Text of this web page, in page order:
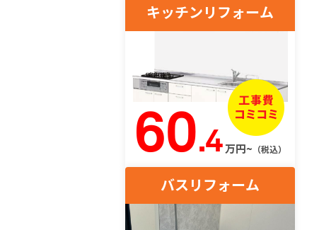
キッチンリフォーム
60.4万円~ （税込）
バスリフォーム